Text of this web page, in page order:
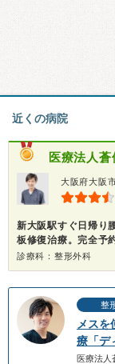
近くの病院
医療法人蒼
大阪府大阪
新大阪駅すぐ日帰り
板修復治療。完全予
診療科：整形外科
整
メスを
療「デ
医療法人